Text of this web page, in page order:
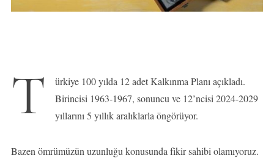
T
ürkiye 100 yılda 12 adet Kalkınma Planı açıkladı.
Birincisi 1963-1967, sonuncu ve 12’ncisi 2024-2029
yıllarını 5 yıllık aralıklarla öngörüyor.
Bazen ömrümüzün uzunluğu konusunda fikir sahibi olamıyoruz.